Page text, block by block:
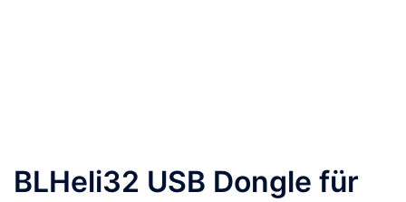
BLHeli32 USB Dongle für